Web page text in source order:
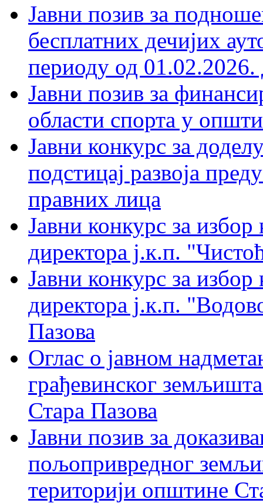
Јавни позив за
бесплатних дечијих
периоду од
Јавни позив за
области спорта у
Јавни конкурс за
подстицај развоја
правних лица
Јавни конкурс за
директора ј.к.п.
Јавни конкурс за
директора ј.к.п.
Пазова
Оглас о јавном
грађевинског
Стара Пазова
Јавни позив за
пољопривредног
територији општине